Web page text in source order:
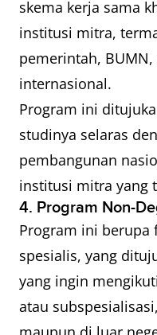
skema kerja sama
institusi mitra,
pemerintah,
internasional.
Program ini
studinya selaras
pembangunan
institusi mitra yang
4. Program Non-
Program ini berupa
spesialis, yang
yang ingin
atau